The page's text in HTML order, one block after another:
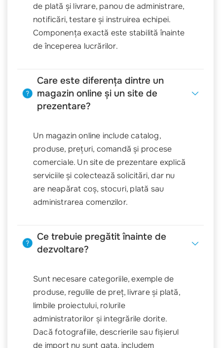
de plată și livrare, panou de administrare,
notificări, testare și instruirea echipei.
Componența exactă este stabilită înainte
de începerea lucrărilor.
Care este diferența dintre un
magazin online și un site de
prezentare?
Un magazin online include catalog,
produse, prețuri, comandă și procese
comerciale. Un site de prezentare explică
serviciile și colectează solicitări, dar nu
are neapărat coș, stocuri, plată sau
administrarea comenzilor.
Ce trebuie pregătit înainte de
dezvoltare?
Sunt necesare categoriile, exemple de
produse, regulile de preț, livrare și plată,
limbile proiectului, rolurile
administratorilor și integrările dorite.
Dacă fotografiile, descrierile sau fișierul
de import nu sunt gata, includem